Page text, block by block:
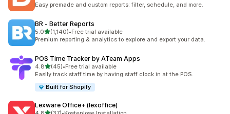
Easy premade and custom reports: filter, schedule, and more.
BR ‑ Better Reports
5.0เต็ม 5 ดาว
(1,140)
ทั้งหมด 1140 รีวิว
•Free trial available
Premium reporting & analytics to explore and export your data.
POS Time Tracker by ATeam Apps
4.8เต็ม 5 ดาว
(45)
ทั้งหมด 45 รีวิว
•Free trial available
Easily track staff time by having staff clock in at the POS.
Built for Shopify
Lexware Office+ (lexoffice)
เต็ม 5 ดาว